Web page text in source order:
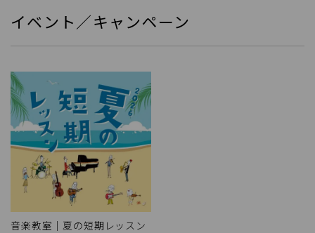
イベント／キャンペーン
音楽教室｜夏の短期レッスン